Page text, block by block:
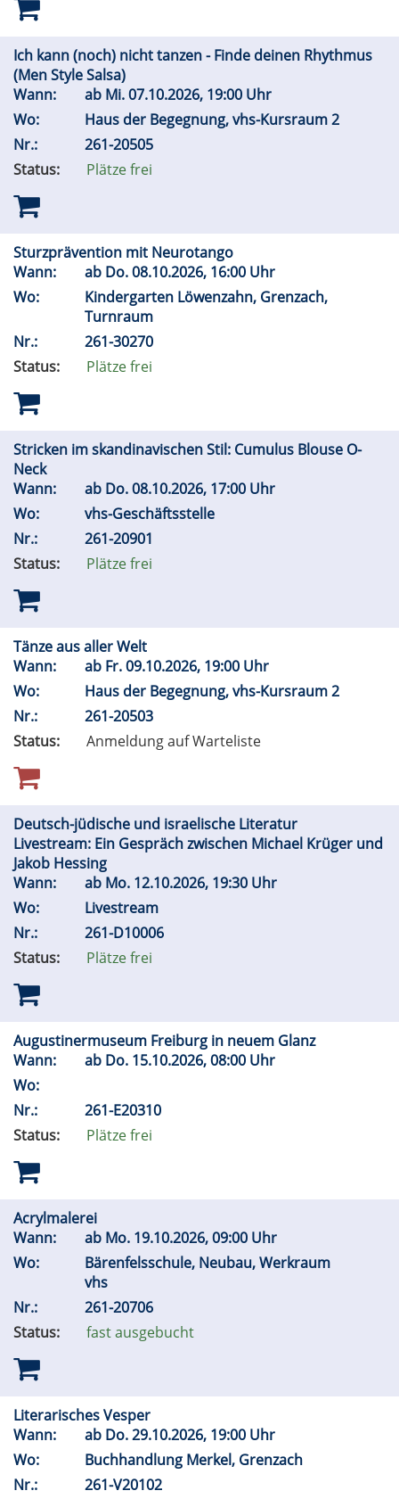
Ich kann (noch) nicht tanzen - Finde deinen Rhythmus
(Men Style Salsa)
Wann:
ab Mi.07.10.2026, 19:00 Uhr
Wo:
Haus der Begegnung, vhs-Kursraum 2
Nr.:
261-20505
Status:
Plätze frei
Sturzprävention mit Neurotango
Wann:
ab Do.08.10.2026, 16:00 Uhr
Wo:
Kindergarten Löwenzahn, Grenzach,
Turnraum
Nr.:
261-30270
Status:
Plätze frei
Stricken im skandinavischen Stil: Cumulus Blouse O-
Neck
Wann:
ab Do.08.10.2026, 17:00 Uhr
Wo:
vhs-Geschäftsstelle
Nr.:
261-20901
Status:
Plätze frei
Tänze aus aller Welt
Wann:
ab Fr.09.10.2026, 19:00 Uhr
Wo:
Haus der Begegnung, vhs-Kursraum 2
Nr.:
261-20503
Status:
Anmeldung auf Warteliste
Deutsch-jüdische und israelische Literatur
Livestream: Ein Gespräch zwischen Michael Krüger und
Jakob Hessing
Wann:
ab Mo. 12.10.2026, 19:30 Uhr
Wo:
Livestream
Nr.:
261-D10006
Status:
Plätze frei
Augustinermuseum Freiburg in neuem Glanz
Wann:
ab Do. 15.10.2026, 08:00 Uhr
Wo:
Nr.:
261-E20310
Status:
Plätze frei
Acrylmalerei
Wann:
ab Mo. 19.10.2026, 09:00 Uhr
Wo:
Bärenfelsschule, Neubau, Werkraum
vhs
Nr.:
261-20706
Status:
fast ausgebucht
Literarisches Vesper
Wann:
ab Do.29.10.2026, 19:00 Uhr
Wo:
Buchhandlung Merkel, Grenzach
Nr.:
261-V20102